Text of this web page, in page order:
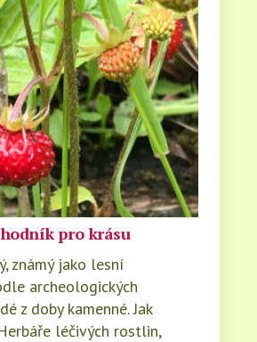
pro krásu
známý jako lesní
archeologických
z doby kamenné. Jak
léčivých rostlin,